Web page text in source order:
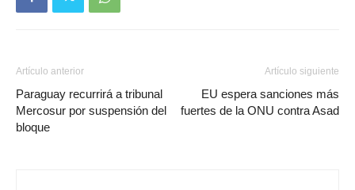
Artículo anterior
Paraguay recurrirá a tribunal
Mercosur por suspensión del
bloque
Artículo siguiente
EU espera sanciones más
fuertes de la ONU contra Asad